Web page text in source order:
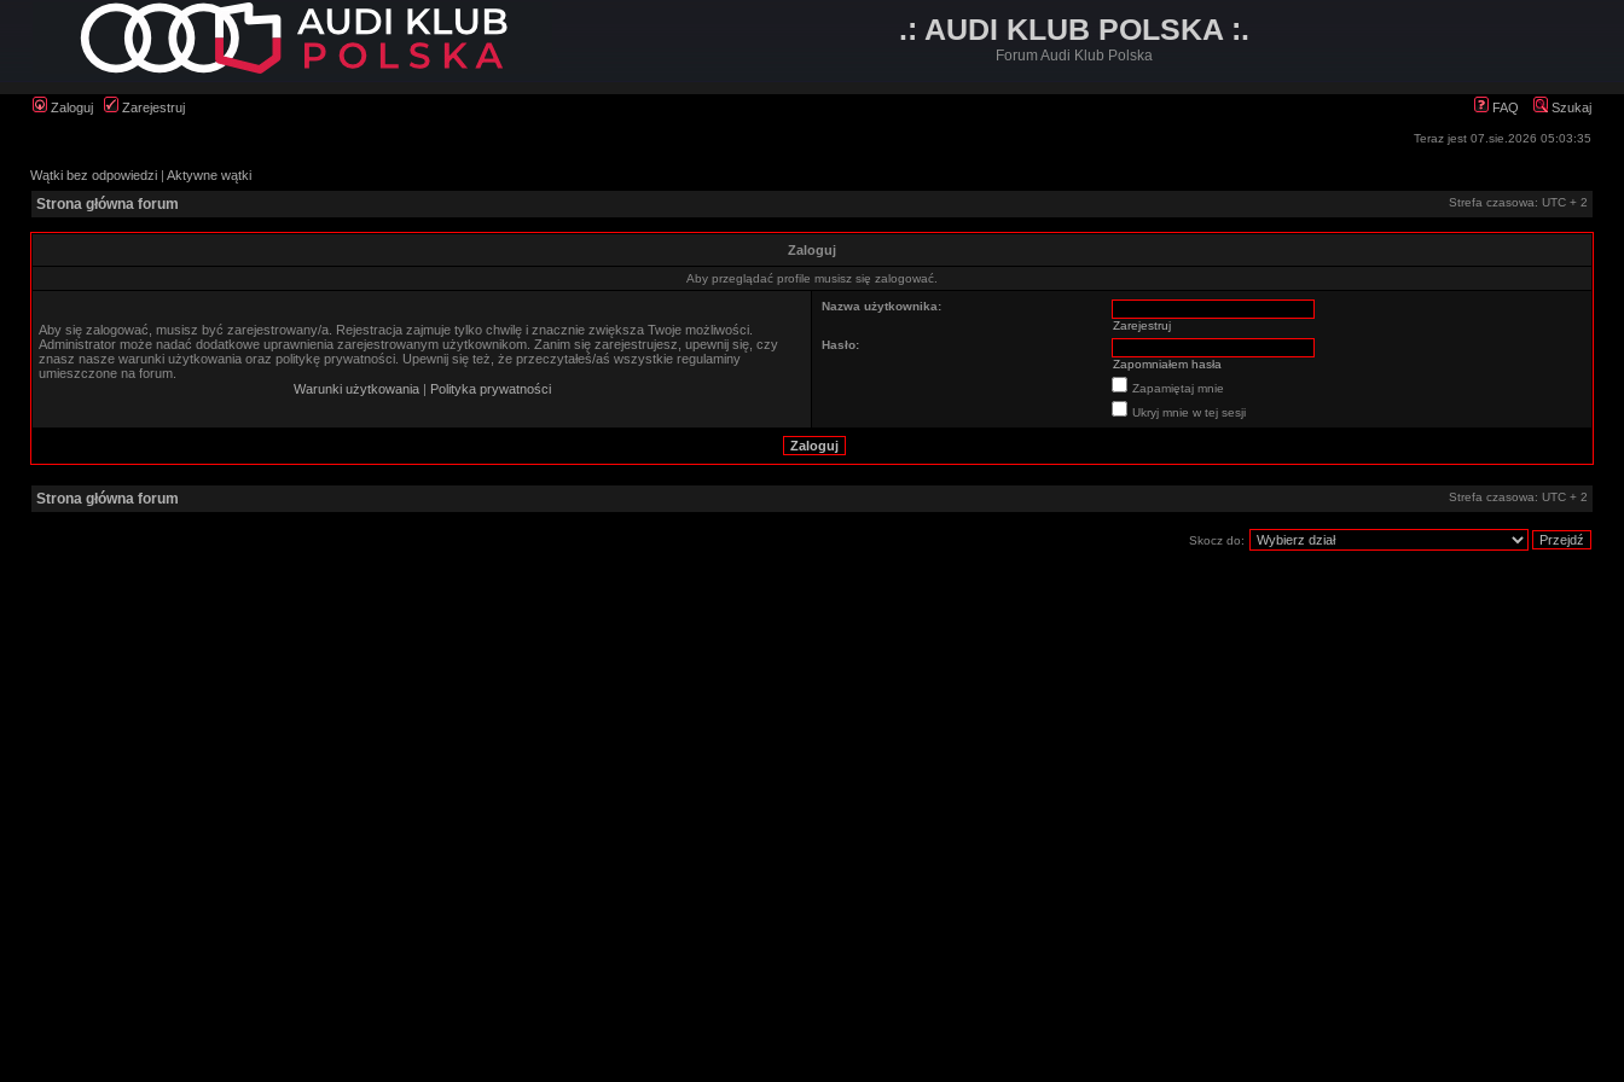
.: AUDI KLUB POLSKA :.
Forum Audi Klub Polska
Zaloguj Zarejestruj FAQ Szukaj
Teraz jest 07.sie.2026 05:03:35
Wątki bez odpowiedzi | Aktywne wątki
Strona główna forum Strefa czasowa: UTC + 2
Zaloguj
Aby przeglądać profile musisz się zalogować.
Aby się zalogować, musisz być zarejestrowany/a. Rejestracja zajmuje tylko chwilę i znacznie zwiększa Twoje możliwości.
Administrator może nadać dodatkowe uprawnienia zarejestrowanym użytkownikom. Zanim się zarejestrujesz, upewnij się, czy
znasz nasze warunki użytkowania oraz politykę prywatności. Upewnij się też, że przeczytałeś/aś wszystkie regulaminy
umieszczone na forum.
Warunki użytkowania| Polityka prywatności
Nazwa użytkownika:
Zarejestruj
Hasło:
Zapomniałem hasła
Zapamiętaj mnie
Ukryj mnie w tej sesji
Strona główna forum Strefa czasowa: UTC + 2
Skocz do: